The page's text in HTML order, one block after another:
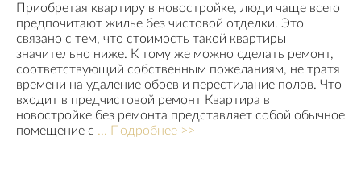
Приобретая квартиру в новостройке, люди чаще всего
предпочитают жилье без чистовой отделки. Это
связано с тем, что стоимость такой квартиры
значительно ниже. К тому же можно сделать ремонт,
соответствующий собственным пожеланиям, не тратя
времени на удаление обоев и перестилание полов. Что
входит в предчистовой ремонт Квартира в
новостройке без ремонта представляет собой обычное
помещение с ... Подробнее >>